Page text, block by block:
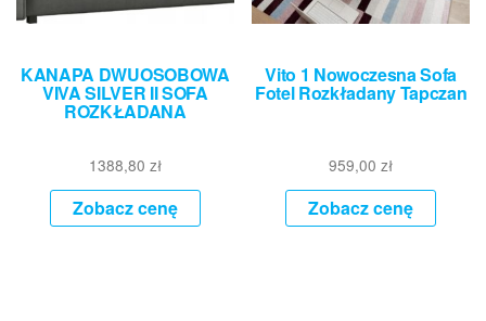
KANAPA DWUOSOBOWA
VIVA SILVER II SOFA
ROZKŁADANA
1388,80 zł
Zobacz cenę
Vito 1 Nowoczesna Sofa
Fotel Rozkładany Tapczan
959,00zł
Zobacz cenę